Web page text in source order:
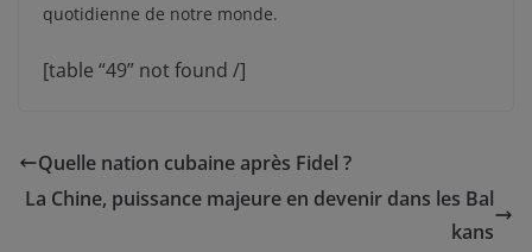
quotidienne de notre monde.
[table “49” not found /]
Quelle nation cubaine après Fidel ?
La Chine, puissance majeure en devenir dans les Bal
kans